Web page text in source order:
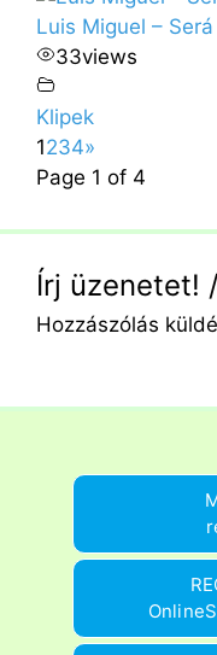
Luis Miguel –
33views
Klipek
1234»
Page 1 of 4
Írj üzenetet!
Hozzászólás